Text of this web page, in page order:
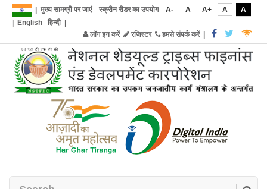
मुख्य सामग्री पर जाएं स्क्रीन रीडर का उपयोग A- A A+ A
A
English हिन्दी|
लॉग इन करें
रजिस्टर हमसे संपर्क करें|